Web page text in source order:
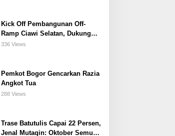
Kick Off Pembangunan Off-
Ramp Ciawi Selatan, Dukung
Konektivitas Antarwilayah di
336 Views
Pemkot Bogor Gencarkan Razia
Angkot Tua
288 Views
Trase Batutulis Capai 22 Persen,
Jenal Mutaqin: Oktober Semua